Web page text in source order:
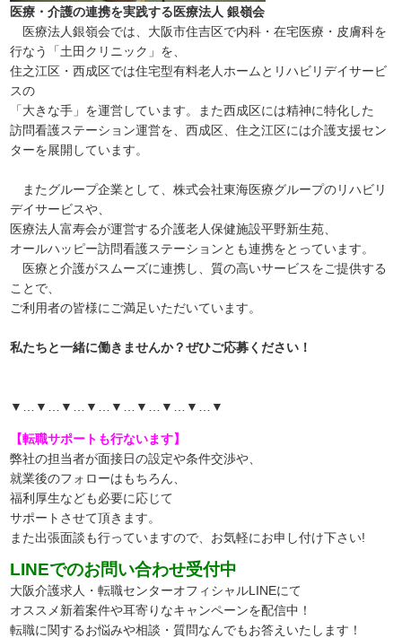
医療・介護の連携を実践する医療法人 銀嶺会
医療法人銀嶺会では、大阪市住吉区で内科・在宅医療・皮膚科を
行なう「土田クリニック」を、
住之江区・西成区では住宅型有料老人ホームとリハビリデイサービ
スの
「大きな手」を運営しています。また西成区には精神に特化した
訪問看護ステーション運営を、西成区、住之江区には介護支援セン
ターを展開しています。
またグループ企業として、株式会社東海医療グループのリハビリ
デイサービスや、
医療法人富寿会が運営する介護老人保健施設平野新生苑、
オールハッピー訪問看護ステーションとも連携をとっています。
医療と介護がスムーズに連携し、質の高いサービスをご提供する
ことで、
ご利用者の皆様にご満足いただいています。
私たちと一緒に働きませんか？ぜひご応募ください！
▼…▼…▼…▼…▼…▼…▼…▼…▼
【転職サポートも行ないます】
弊社の担当者が面接日の設定や条件交渉や、
就業後のフォローはもちろん、
福利厚生なども必要に応じて
サポートさせて頂きます。
また出張面談も行っていますので、 お気軽にお申し付け下さい!
LINEでのお問い合わせ受付中
大阪介護求人・転職センターオフィシャルLINEにて
オススメ新着案件や耳寄りなキャンペーンを配信中！
転職に関するお悩みや相談・質問なんでもお答えいたします！